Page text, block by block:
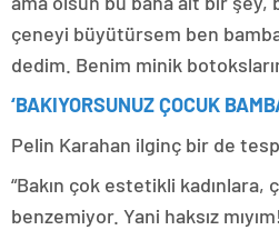
çeneyi büyütürsem ben
dedim. Benim minik
‘BAKIYORSUNUZ ÇOCUK
Pelin Karahan ilginç bir de
“Bakın çok estetikli kadınlara,
benzemiyor. Yani haksız